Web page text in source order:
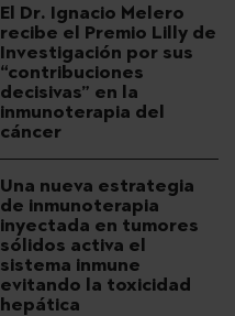
El Dr. Ignacio Melero
recibe el Premio Lilly de
Investigación por sus
“contribuciones
decisivas” en la
inmunoterapia del
cáncer
Una nueva estrategia
de inmunoterapia
inyectada en tumores
sólidos activa el
sistema inmune
evitando la toxicidad
hepática